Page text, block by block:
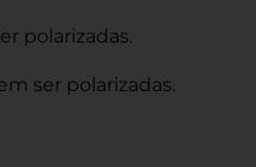
polarizadas.
ser polarizadas.